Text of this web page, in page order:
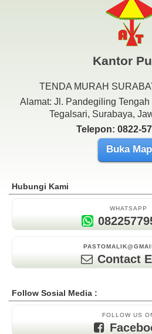
Kantor
TENDA MURAH
Alamat: Jl. Pandegiling
Tegalsari, Surabaya,
Telepon: 0822-
Buka
Hubungi Kami
WHATSAPP
Contact
Follow Sosial Media :
FOLLOW US